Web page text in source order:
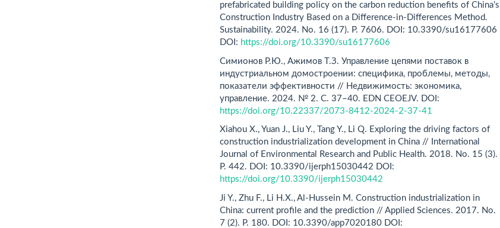
prefabricated building policy on the carbon reduction benefits of China’s
Construction Industry Based on a Difference-in-Differences Method.
Sustainability. 2024. No. 16 (17). P. 7606. DOI: 10.3390/su16177606
DOI: https://doi.org/10.3390/su16177606
Симионов Р.Ю., Ажимов Т.З. Управление цепями поставок в
индустриальном домостроении: специфика, проблемы, методы,
показатели эффективности // Недвижимость: экономика,
управление. 2024. № 2. С. 37–40. EDN CEOEJV. DOI:
https://doi.org/10.22337/2073-8412-2024-2-37-41
Xiahou X., Yuan J., Liu Y., Tang Y., Li Q. Exploring the driving factors of
construction industrialization development in China // International
Journal of Environmental Research and Public Health. 2018. No. 15 (3).
P. 442. DOI: 10.3390/ijerph15030442 DOI:
https://doi.org/10.3390/ijerph15030442
Ji Y., Zhu F., Li H.X., Al-Hussein M. Construction industrialization in
China: current profile and the prediction // Applied Sciences. 2017. No.
7 (2). P. 180. DOI: 10.3390/app7020180 DOI: